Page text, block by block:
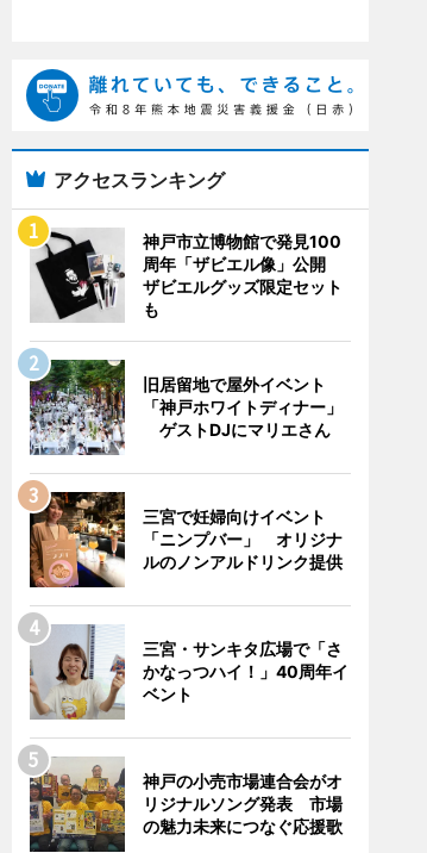
アクセスランキング
神戸市立博物館で発見100
周年「ザビエル像」公開
ザビエルグッズ限定セット
も
旧居留地で屋外イベント
「神戸ホワイトディナー」
ゲストDJにマリエさん
三宮で妊婦向けイベント
「ニンプバー」 オリジナ
ルのノンアルドリンク提供
三宮・サンキタ広場で「さ
かなっつハイ！」40周年イ
ベント
神戸の小売市場連合会がオ
リジナルソング発表 市場
の魅力未来につなぐ応援歌